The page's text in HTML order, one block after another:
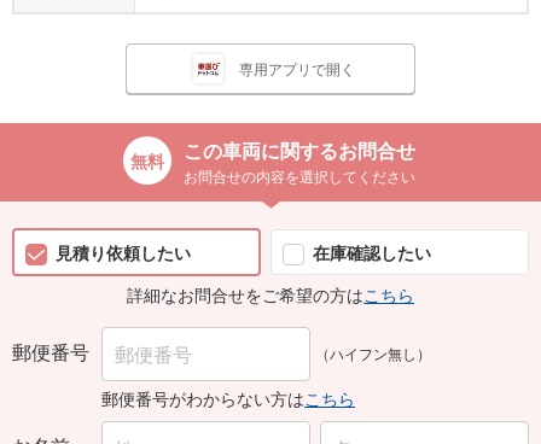
専用アプリで開く
この車両に関するお問合せ
お問合せの内容を選択してください
見積り依頼したい
在庫確認したい
詳細なお問合せをご希望の方はこちら
郵便番号 （ハイフン無し）
郵便番号がわからない方はこちら